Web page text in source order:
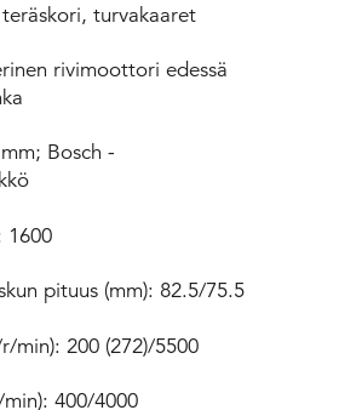
turvakaaret
rivimoottori edessä
Bosch -
1600
pituus (mm): 82.5/75.5
min): 200 (272)/5500
400/4000